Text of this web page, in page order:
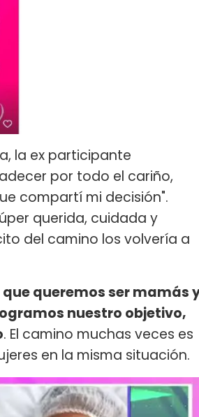
la ex participante
por todo el cariño,
compartí mi decisión".
querida, cuidada y
del camino los volvería a
queremos ser mamás
nuestro objetivo,
. El camino muchas veces es
en la misma situación.